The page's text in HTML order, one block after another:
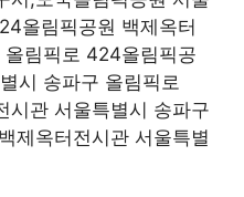
올림픽공원 백제옥터
림픽로 424올림픽공
시 송파구 올림픽로
시관 서울특별시 송파구
제옥터전시관 서울특별